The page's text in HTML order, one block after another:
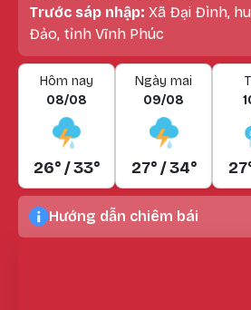
Trước sáp nhập: Xã Đại Đình,
Đảo, tỉnh Vĩnh Phúc
Hôm nay
08/08
26° / 33°
Ngày mai
09/08
27° / 34°
Hướng dẫn chiêm bái